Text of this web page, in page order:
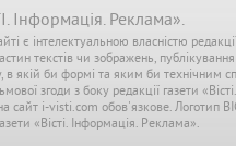
Інформація. Реклама».
є інтелектуальною власністю
текстів чи зображень,
в якій би формі та яким би технічним
згоди з боку редакції газети
сайт i-visti.com обов'язкове. Логотип
«Вісті. Інформація. Реклама».